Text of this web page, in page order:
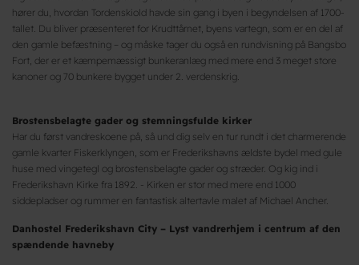
hører du, hvordan Tordenskiold havde sin gang i byen i begyndelsen af 1700-
tallet. Du bliver præsenteret for Krudttårnet, byens vartegn, som er en del af
den gamle befæstning – og måske tager du også en rundvisning på Bangsbo
Fort, der er et kæmpemæssigt bunkeranlæg med mere end 3 meget store
kanoner og 70 bunkere bygget under 2. verdenskrig.
Brostensbelagte gader og stemningsfulde kirker
Har du først vandreskoene på, så und dig selv en tur rundt i det charmerende
gamle kvarter Fiskerklyngen, som er Frederikshavns ældste bydel med gule
huse med vingetegl og brostensbelagte gader og stræder. Og kig ind i
Frederikshavn Kirke fra 1892. - Kirken er stor med mere end 1000
siddepladser og rummer en fantastisk altertavle malet af Michael Ancher.
Danhostel Frederikshavn City – Lyst vandrerhjem i centrum af den
spændende havneby